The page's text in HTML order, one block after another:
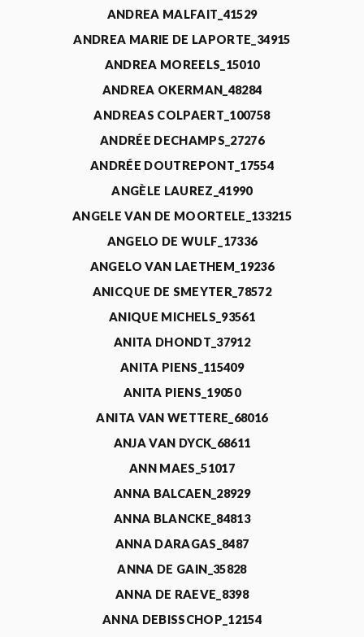
ANDREA MALFAIT_41529
ANDREA MARIE DE LAPORTE_34915
ANDREA MOREELS_15010
ANDREA OKERMAN_48284
ANDREAS COLPAERT_100758
ANDRÉE DECHAMPS_27276
ANDRÉE DOUTREPONT_17554
ANGÈLE LAUREZ_41990
ANGELE VAN DE MOORTELE_133215
ANGELO DE WULF_17336
ANGELO VAN LAETHEM_19236
ANICQUE DE SMEYTER_78572
ANIQUE MICHELS_93561
ANITA DHONDT_37912
ANITA PIENS_115409
ANITA PIENS_19050
ANITA VAN WETTERE_68016
ANJA VAN DYCK_68611
ANN MAES_51017
ANNA BALCAEN_28929
ANNA BLANCKE_84813
ANNA DARAGAS_8487
ANNA DE GAIN_35828
ANNA DE RAEVE_8398
ANNA DEBISSCHOP_12154